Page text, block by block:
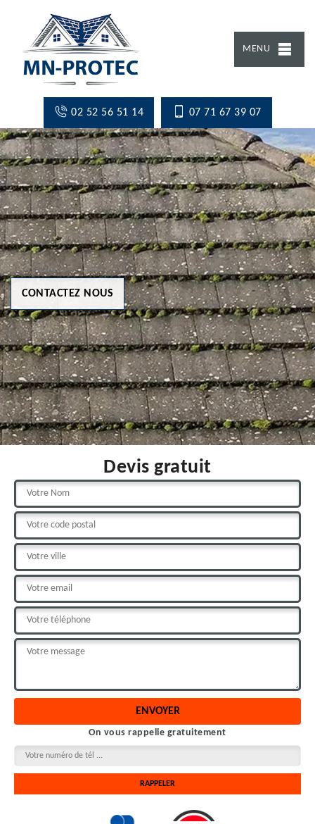
MENU
02 52 56 51 14 07 71 67 39 07
CONTACTEZ NOUS
Devis gratuit
On vous rappelle gratuitement